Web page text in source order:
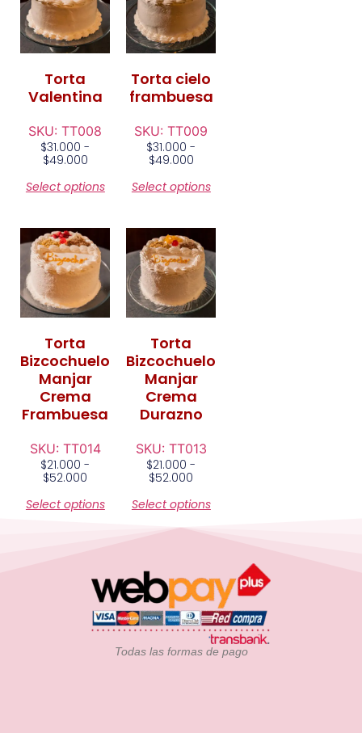
Torta
Valentina
SKU: TT008
$31.000 -
$49.000
Select options
Torta cielo
frambuesa
SKU: TT009
$31.000 -
$49.000
Select options
Torta
Bizcochuelo
Manjar
Crema
Frambuesa
SKU: TT014
$21.000 -
$52.000
Select options
Torta
Bizcochuelo
Manjar
Crema
Durazno
SKU: TT013
$21.000 -
$52.000
Select options
Todas las formas de pago